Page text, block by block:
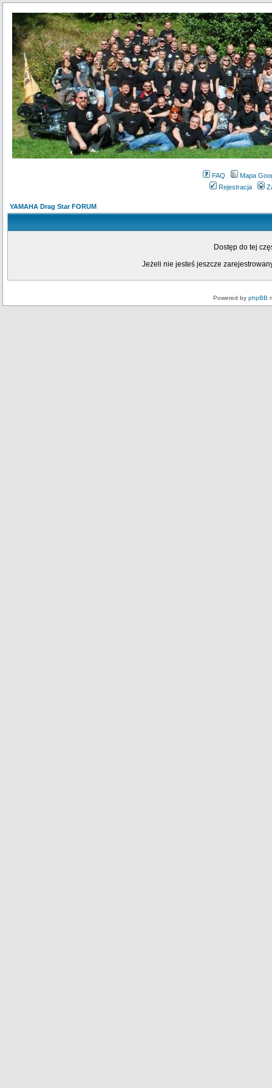
FAQ
Mapa
Rejestracja
YAMAHA Drag Star FORUM
Dostęp do tej
Jeżeli nie jesteś jeszcze
Powered by phpBB